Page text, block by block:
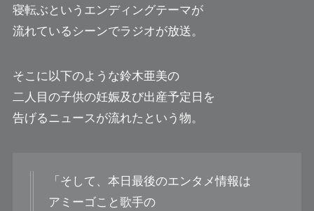
寝転ぶというエンディングテーマが
流れているシーンでラジオが放送。
そこに以下のような鈴木亜美の
二人目の子供の妊娠及び出産予定日を
告げるニュースが流れたという物。
「そして、本日最後のエンタメ情報は
アミーゴこと歌手の